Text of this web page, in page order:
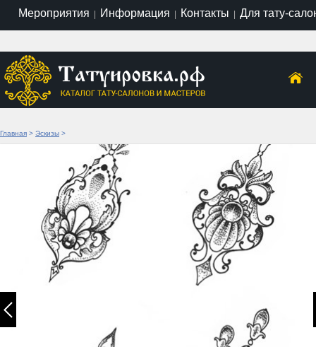
Мероприятия | Информация | Контакты | Для тату-
Главная > Эскизы >